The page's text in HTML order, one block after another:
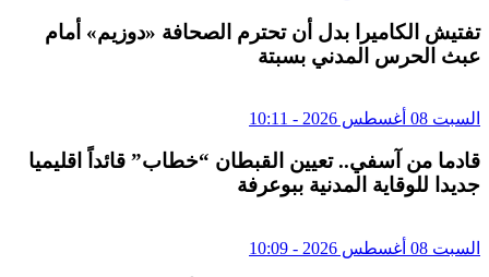
تفتيش الكاميرا بدل أن تحترم الصحافة «دوزيم» أمام
عبث الحرس المدني بسبتة
السبت 08 أغسطس 2026 - 10:11
قادما من آسفي.. تعيين القبطان “خطاب” قائداً اقليميا
جديدا للوقاية المدنية ببوعرفة
السبت 08 أغسطس 2026 - 10:09